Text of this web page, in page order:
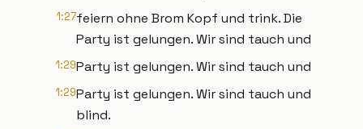
1:27feiern ohne Brom Kopf und trink. Die
Party ist gelungen. Wir sind tauch und
1:29Party ist gelungen. Wir sind tauch und
1:29Party ist gelungen. Wir sind tauch und
blind.